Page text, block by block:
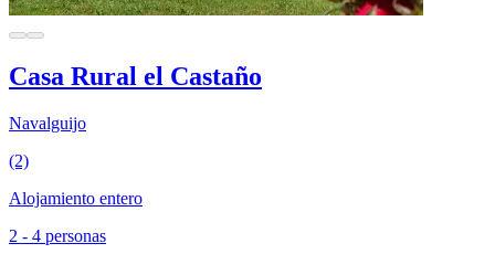
Casa Rural el Castaño
Navalguijo
(2)
Alojamiento entero
2 - 4 personas